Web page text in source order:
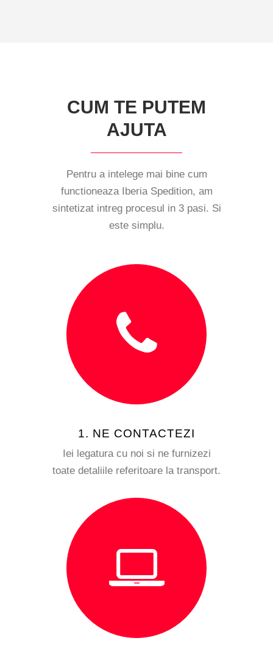
CUM TE PUTEM
AJUTA
Pentru a intelege mai bine cum
functioneaza Iberia Spedition, am
sintetizat intreg procesul in 3 pasi. Si
este simplu.
1. NE CONTACTEZI
Iei legatura cu noi si ne furnizezi
toate detaliile referitoare la transport.